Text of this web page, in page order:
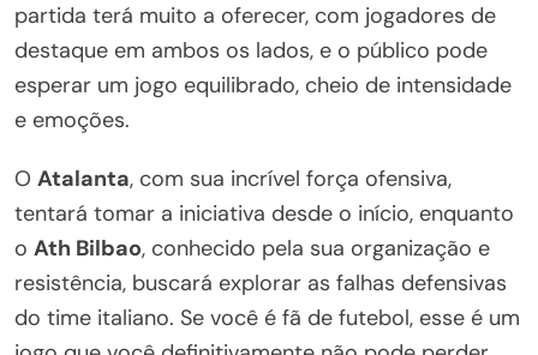
partida terá muito a oferecer, com jogadores de
destaque em ambos os lados, e o público pode
esperar um jogo equilibrado, cheio de intensidade
e emoções.
O Atalanta, com sua incrível força ofensiva,
tentará tomar a iniciativa desde o início, enquanto
o Ath Bilbao, conhecido pela sua organização e
resistência, buscará explorar as falhas defensivas
do time italiano. Se você é fã de futebol, esse é um